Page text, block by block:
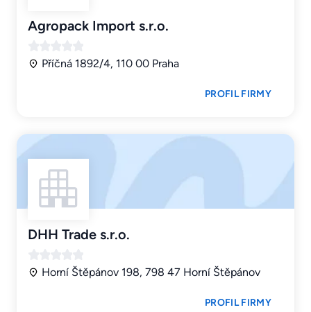
Agropack Import s.r.o.
Příčná 1892/4, 110 00 Praha
PROFIL FIRMY
DHH Trade s.r.o.
Horní Štěpánov 198, 798 47 Horní Štěpánov
PROFIL FIRMY